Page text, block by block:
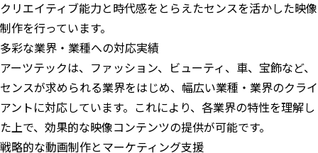
クリエイティブ能力と時代感をとらえたセンスを活かした映像
制作を行っています。
多彩な業界・業種への対応実績
アーツテックは、ファッション、ビューティ、車、宝飾など、
センスが求められる業界をはじめ、幅広い業種・業界のクライ
アントに対応しています。これにより、各業界の特性を理解し
た上で、効果的な映像コンテンツの提供が可能です。
戦略的な動画制作とマーケティング支援